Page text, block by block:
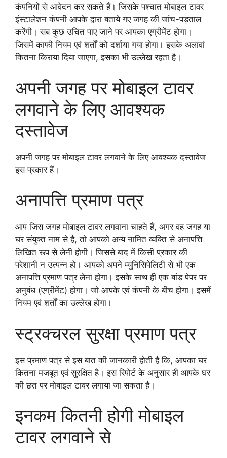
कंपनियों से आवेदन कर सकते हैं। जिसके पश्चात मोबाइल टावर
इंस्टालेशन कंपनी आपके द्वारा बताये गए जगह की जांच-पड़ताल
करेंगी। सब कुछ उचित पाए जाने पर आपका एग्रीमेंट होगा।
जिसमें काफी नियम एवं शर्तों को दर्शाया गया होगा। इसके अलावां
कितना किराया दिया जाएगा, इसका भी उल्लेख रहता है।
अपनी जगह पर मोबाइल टावर
लगवाने के लिए आवश्यक
दस्तावेज
अपनी जगह पर मोबाइल टावर लगवाने के लिए आवश्यक दस्तावेज
इस प्रकार हैं।
अनापत्ति प्रमाण पत्र
आप जिस जगह मोबाइल टावर लगवाना चाहते हैं, अगर वह जगह या
घर संयुक्त नाम से है, तो आपको अन्य नामित व्यक्ति से अनापत्ति
लिखित रूप से लेनी होगी। जिससे बाद में किसी प्रकार की
परेशानी न उत्पन्न हो। आपको अपने म्युनिसिपेलिटी से भी एक
अनापत्ति प्रमाण पत्र लेना होगा। इसके साथ ही एक बांड पेपर पर
अनुबंध (एग्रीमेंट) होगा। जो आपके एवं कंपनी के बीच होगा। इसमें
नियम एवं शर्तों का उल्लेख होगा।
स्ट्रक्चरल सुरक्षा प्रमाण पत्र
इस प्रमाण पत्र से इस बात की जानकारी होती है कि, आपका घर
कितना मजबूत एवं सुरक्षित है। इस रिपोर्ट के अनुसार ही आपके घर
की छत पर मोबाइल टावर लगाया जा सकता है।
इनकम कितनी होगी मोबाइल
टावर लगवाने से